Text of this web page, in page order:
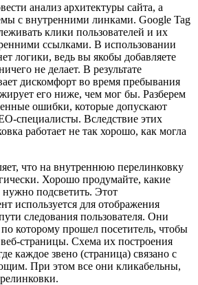
анализ архитектуры сайта, а
с внутренними линками. Google Tag
клики пользователей и их
ссылками. В использовании
логики, ведь вы якобы добавляете
не делает. В результате
дискомфорт во время пребывания
его ниже, чем мог бы. Разберем
ошибки, которые допускают
специалисты. Вследствие этих
работает не так хорошо, как могла
что на внутреннюю перелинковку
Хорошо продумайте, какие
подсветить. Этот
используется для отображения
следования пользователя. Они
которому прошел посетитель, чтобы
страницы. Схема их построения
каждое звено (страница) связано с
При этом все они кликабельны,